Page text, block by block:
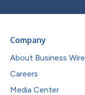
Company
About Business Wire
Careers
Media Center